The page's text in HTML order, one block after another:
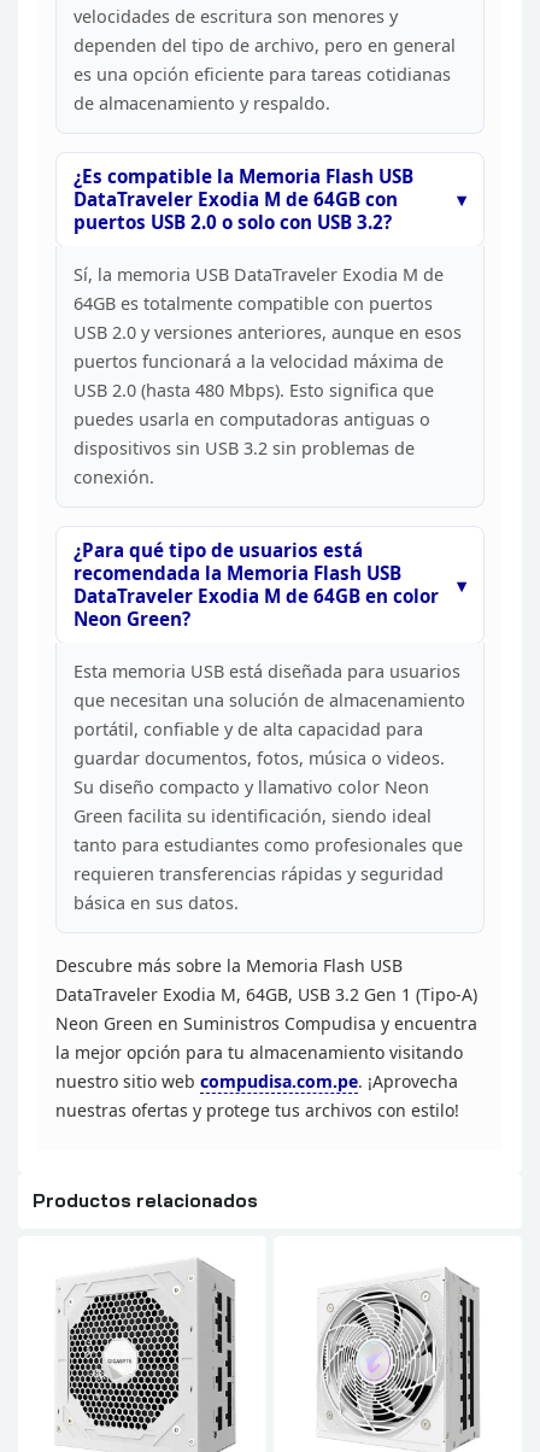
velocidades de escritura son menores y
dependen del tipo de archivo, pero en general
es una opción eficiente para tareas cotidianas
de almacenamiento y respaldo.
¿Es compatible la Memoria Flash USB
DataTraveler Exodia M de 64GB con
puertos USB 2.0 o solo con USB 3.2?
Sí, la memoria USB DataTraveler Exodia M de
64GB es totalmente compatible con puertos
USB 2.0 y versiones anteriores, aunque en esos
puertos funcionará a la velocidad máxima de
USB 2.0 (hasta 480 Mbps). Esto significa que
puedes usarla en computadoras antiguas o
dispositivos sin USB 3.2 sin problemas de
conexión.
¿Para qué tipo de usuarios está
recomendada la Memoria Flash USB
DataTraveler Exodia M de 64GB en color
Neon Green?
Esta memoria USB está diseñada para usuarios
que necesitan una solución de almacenamiento
portátil, confiable yde alta capacidad para
guardar documentos, fotos, música o videos.
Su diseño compacto y llamativo color Neon
Green facilita su identificación, siendo ideal
tanto para estudiantes como profesionales que
requieren transferencias rápidas y seguridad
básica en sus datos.
Descubre más sobre la Memoria Flash USB
DataTraveler Exodia M, 64GB, USB 3.2 Gen 1 (Tipo-A)
Neon Green en Suministros Compudisa y encuentra
la mejor opción para tu almacenamiento visitando
nuestro sitio web compudisa.com.pe. ¡Aprovecha
nuestras ofertas y protege tus archivos con estilo!
Productos relacionados